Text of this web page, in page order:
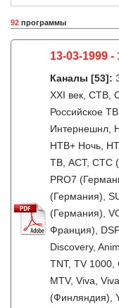
92 программы
13-03-1999 -
Каналы [53]:
XXI век, СТВ,
Российское
Интернешнл,
НТВ+ Ночь,
ТВ, АСТ, СТС
PRO7
(Германия),
(Германия),
Франция),
Discovery,
TNT, TV 1000,
MTV, Viva,
(Финляндия),